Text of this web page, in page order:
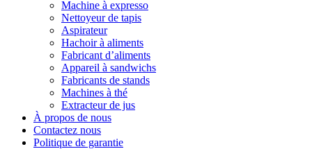
Machine à expresso
Nettoyeur de tapis
Aspirateur
Hachoir à aliments
Fabricant d’aliments
Appareil à sandwichs
Fabricants de stands
Machines à thé
Extracteur de jus
À propos de nous
Contactez nous
Politique de garantie